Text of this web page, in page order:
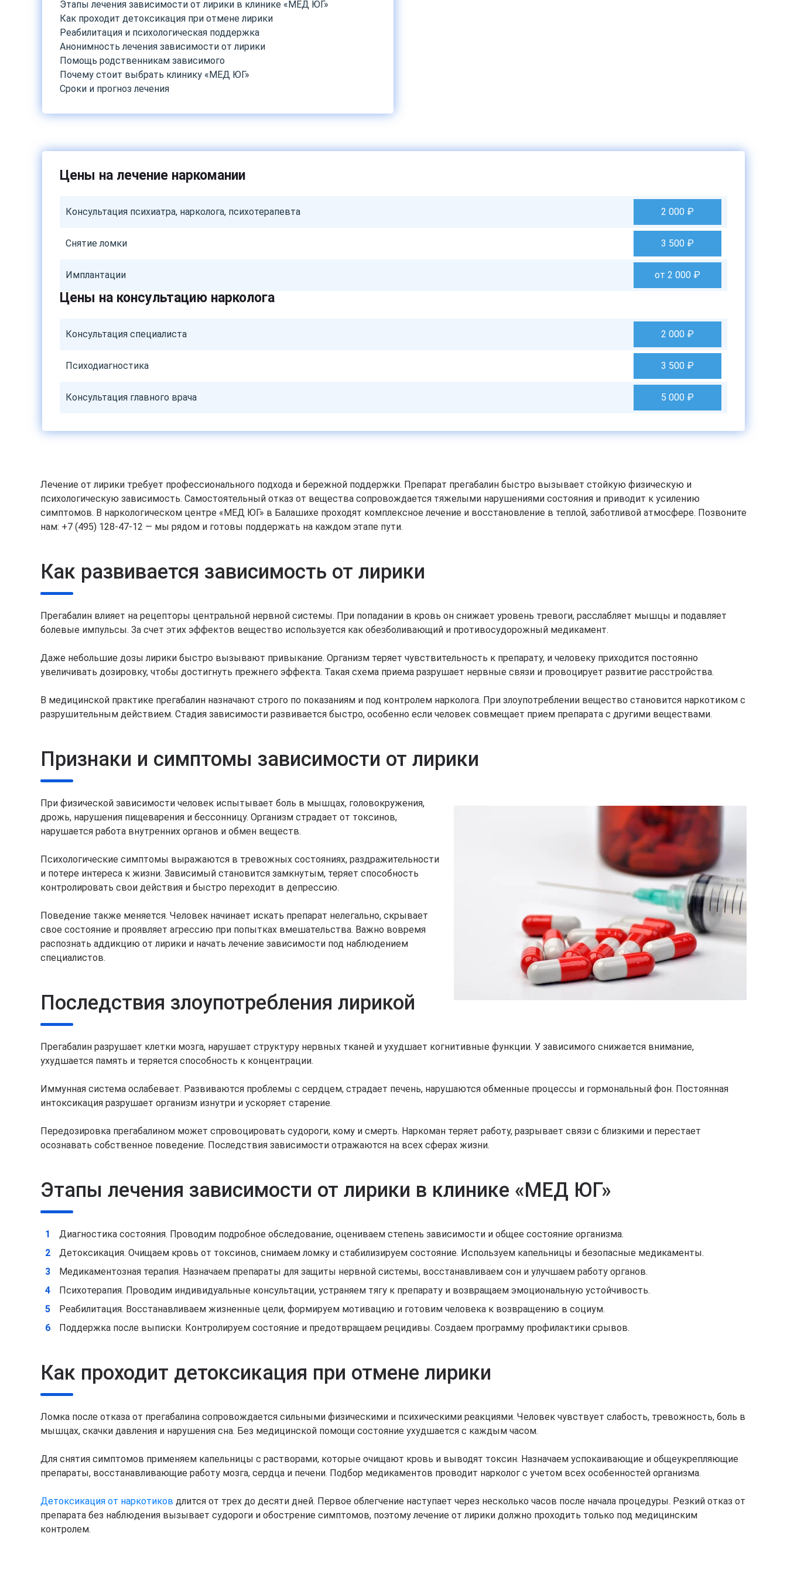
Этапы лечения зависимости от лирики в клинике «МЕД ЮГ»
Как проходит детоксикация при отмене лирики
Реабилитация и психологическая поддержка
Анонимность лечения зависимости от лирики
Помощь родственникам зависимого
Почему стоит выбрать клинику «МЕД ЮГ»
Сроки и прогноз лечения
Цены на лечение наркомании
Консультация психиатра, нарколога, психотерапевта 2 000 ₽
Снятие ломки 3 500 ₽
Имплантации от 2 000 ₽
Цены на консультацию нарколога
Консультация специалиста 2 000 ₽
Психодиагностика 3 500 ₽
Консультация главного врача 5 000 ₽
Лечение от лирики требует профессионального подхода и бережной поддержки. Препарат прегабалин быстро вызывает стойкую физическую и
психологическую зависимость. Самостоятельный отказ от вещества сопровождается тяжелыми нарушениями состояния и приводит к усилению
симптомов. В наркологическом центре «МЕД ЮГ» в Балашихе проходят комплексное лечение и восстановление в теплой, заботливой атмосфере. Позвоните
нам: +7 (495) 128-47-12 — мы рядом и готовы поддержать на каждом этапе пути.
Как развивается зависимость от лирики
Прегабалин влияет на рецепторы центральной нервной системы. При попадании в кровь он снижает уровень тревоги, расслабляет мышцы и подавляет
болевые импульсы. За счет этих эффектов вещество используется как обезболивающий и противосудорожный медикамент.
Даже небольшие дозы лирики быстро вызывают привыкание. Организм теряет чувствительность к препарату, и человеку приходится постоянно
увеличивать дозировку, чтобы достигнуть прежнего эффекта. Такая схема приема разрушает нервные связи и провоцирует развитие расстройства.
В медицинской практике прегабалин назначают строго по показаниям и под контролем нарколога. При злоупотреблении вещество становится наркотиком с
разрушительным действием. Стадия зависимости развивается быстро, особенно если человек совмещает прием препарата с другими веществами.
Признаки и симптомы зависимости от лирики
При физической зависимости человек испытывает боль в мышцах, головокружения,
дрожь, нарушения пищеварения и бессонницу. Организм страдает от токсинов,
нарушается работа внутренних органов и обмен веществ.
Психологические симптомы выражаются в тревожных состояниях, раздражительности
и потере интереса к жизни. Зависимый становится замкнутым, теряет способность
контролировать свои действия и быстро переходит в депрессию.
Поведение также меняется. Человек начинает искать препарат нелегально, скрывает
свое состояние и проявляет агрессию при попытках вмешательства. Важно вовремя
распознать аддикцию от лирики и начать лечение зависимости под наблюдением
специалистов.
Последствия злоупотребления лирикой
Прегабалин разрушает клетки мозга, нарушает структуру нервных тканей и ухудшает когнитивные функции. У зависимого снижается внимание,
ухудшается память и теряется способность к концентрации.
Иммунная система ослабевает. Развиваются проблемы с сердцем, страдает печень, нарушаются обменные процессы и гормональный фон. Постоянная
интоксикация разрушает организм изнутри и ускоряет старение.
Передозировка прегабалином может спровоцировать судороги, кому и смерть. Наркоман теряет работу, разрывает связи с близкими и перестает
осознавать собственное поведение. Последствия зависимости отражаются на всех сферах жизни.
Этапы лечения зависимости от лирики в клинике «МЕД ЮГ»
Диагностика состояния. Проводим подробное обследование, оцениваем степень зависимости и общее состояние организма.
Детоксикация. Очищаем кровь от токсинов, снимаем ломку и стабилизируем состояние. Используем капельницы и безопасные медикаменты.
Медикаментозная терапия. Назначаем препараты для защиты нервной системы, восстанавливаем сон и улучшаем работу органов.
Психотерапия. Проводим индивидуальные консультации, устраняем тягу к препарату и возвращаем эмоциональную устойчивость.
Реабилитация. Восстанавливаем жизненные цели, формируем мотивацию и готовим человека к возвращению в социум.
Поддержка после выписки. Контролируем состояние и предотвращаем рецидивы. Создаем программу профилактики срывов.
Как проходит детоксикация при отмене лирики
Ломка после отказа от прегабалина сопровождается сильными физическими и психическими реакциями. Человек чувствует слабость, тревожность, боль в
мышцах, скачки давления и нарушения сна. Без медицинской помощи состояние ухудшается с каждым часом.
Для снятия симптомов применяем капельницы с растворами, которые очищают кровь и выводят токсин. Назначаем успокаивающие и общеукрепляющие
препараты, восстанавливающие работу мозга, сердца и печени. Подбор медикаментов проводит нарколог с учетом всех особенностей организма.
Детоксикация от наркотиков длится от трех до десяти дней. Первое облегчение наступает через несколько часов после начала процедуры. Резкий отказ от
препарата без наблюдения вызывает судороги и обострение симптомов, поэтому лечение от лирики должно проходить только под медицинским
контролем.